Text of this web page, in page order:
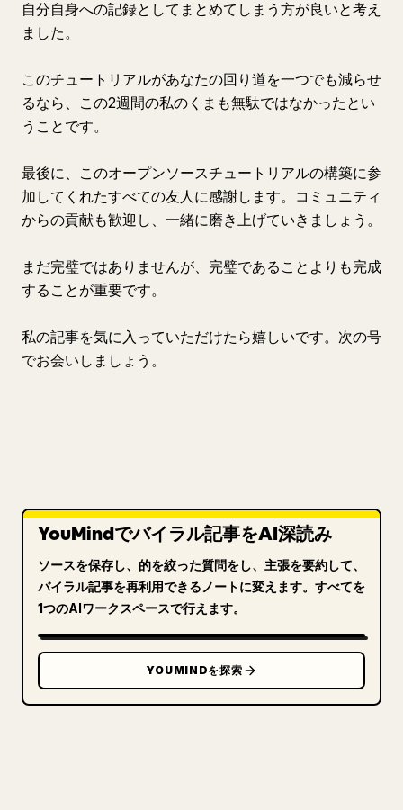
自分自身への記録としてまとめてしまう方が良いと考え
ました。
このチュートリアルがあなたの回り道を一つでも減らせ
るなら、この2週間の私のくまも無駄ではなかったとい
うことです。
最後に、このオープンソースチュートリアルの構築に参
加してくれたすべての友人に感謝します。コミュニティ
からの貢献も歓迎し、一緒に磨き上げていきましょう。
まだ完璧ではありませんが、完璧であることよりも完成
することが重要です。
私の記事を気に入っていただけたら嬉しいです。次の号
でお会いしましょう。
YouMindでバイラル記事をAI深読み
ソースを保存し、的を絞った質問をし、主張を要約して、
バイラル記事を再利用できるノートに変えます。すべてを
1つのAIワークスペースで行えます。
YOUMINDを探索